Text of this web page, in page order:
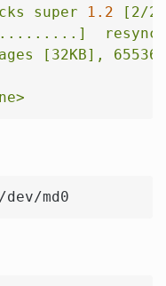
super 1.2
[2/2]
resync
[32KB],
md0